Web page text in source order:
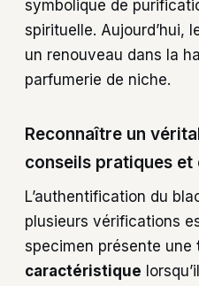
symbolique de
spirituelle. Aujourd’hui,
un renouveau dans la
parfumerie de niche.
Reconnaître un
conseils pratiques
L’authentification du
plusieurs vérifications
specimen présente une
caractéristique